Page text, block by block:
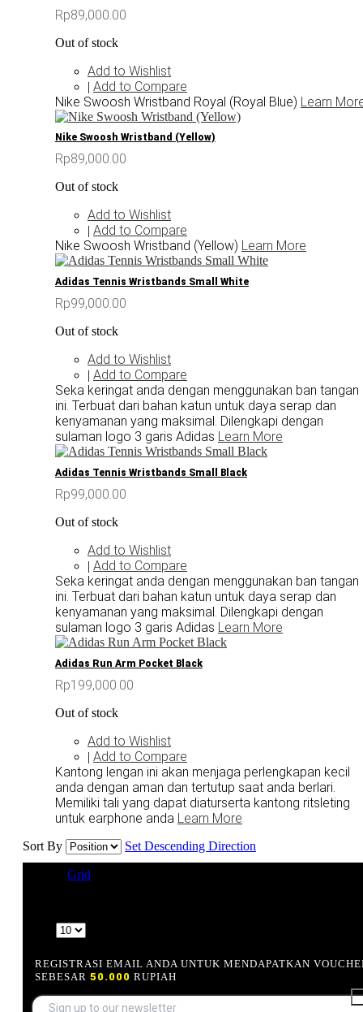
Rp89,000.00
Out of stock
Add to Wishlist
| Add to Compare
Nike Swoosh Wristband Royal (Royal Blue) Learn
Nike Swoosh Wristband (Yellow)
Rp89,000.00
Out of stock
Add to Wishlist
| Add to Compare
Nike Swoosh Wristband (Yellow) Learn More
Adidas Tennis Wristbands Small White
Rp99,000.00
Out of stock
Add to Wishlist
| Add to Compare
Seka keringat anda dengan menggunakan ban tangan
ini. Terbuat dari bahan katun untuk daya serap dan
kenyamanan yang maksimal. Dilengkapi dengan
sulaman logo 3 garis Adidas Learn More
Adidas Tennis Wristbands Small Black
Rp99,000.00
Out of stock
Add to Wishlist
| Add to Compare
Seka keringat anda dengan menggunakan ban tangan
ini. Terbuat dari bahan katun untuk daya serap dan
kenyamanan yang maksimal. Dilengkapi dengan
sulaman logo 3 garis Adidas Learn More
Adidas Run Arm Pocket Black
Rp199,000.00
Out of stock
Add to Wishlist
| Add to Compare
Kantong lengan ini akan menjaga perlengkapan kecil
anda dengan aman dan tertutup saat anda berlari.
Memiliki tali yang dapat diaturserta kantong ritsleting
untuk earphone anda Learn More
Sort By Set Descending Direction
Grid
REGISTRASI EMAIL ANDA UNTUK MENDAPATKAN
SEBESAR 50.000 RUPIAH